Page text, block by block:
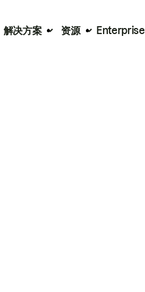
解决方案 资源 Enterprise